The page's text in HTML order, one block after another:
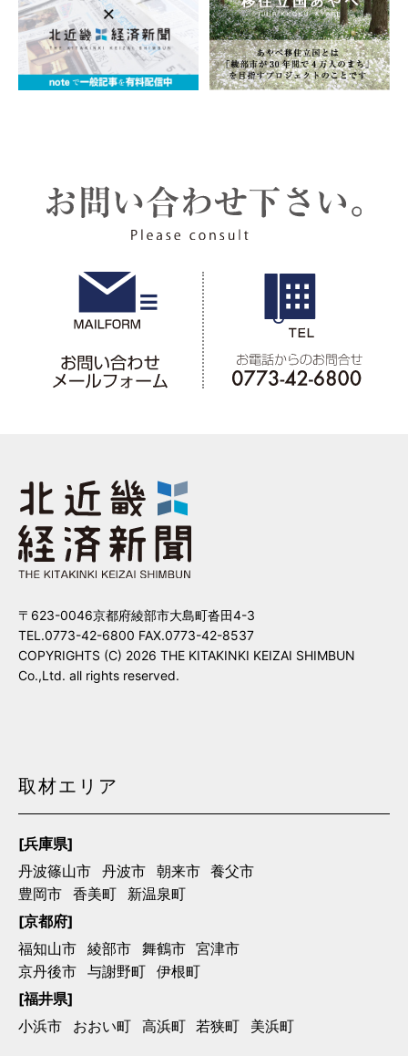
〒623-0046京都府綾部市大島町沓田4-3
TEL.0773-42-6800 FAX.0773-42-8537
COPYRIGHTS (C) 2026 THE KITAKINKI KEIZAI SHIMBUN
Co.,Ltd. all rights reserved.
取材エリア
[兵庫県]
丹波篠山市
丹波市 朝来市
養父市
豊岡市
香美町
新温泉町
[京都府]
福知山市
綾部市 舞鶴市
宮津市
京丹後市
与謝野町
伊根町
[福井県]
小浜市
おおい町 高浜町 若狭町 美浜町